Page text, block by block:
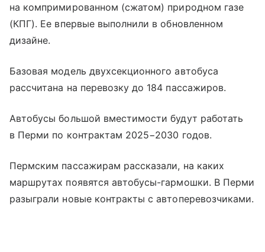
на компримированном (сжатом) природном газе
(КПГ). Ее впервые выполнили в обновленном
дизайне.
Базовая модель двухсекционного автобуса
рассчитана на перевозку до 184 пассажиров.
Автобусы большой вместимости будут работать
в Перми по контрактам 2025−2030 годов.
Пермским пассажирам рассказали, на каких
маршрутах появятся автобусы-гармошки. В Перми
разыграли новые контракты с автоперевозчиками.